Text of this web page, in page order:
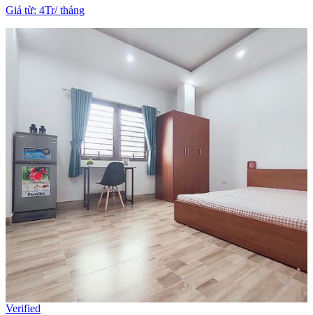
Giá từ: 4Tr/tháng
Verified